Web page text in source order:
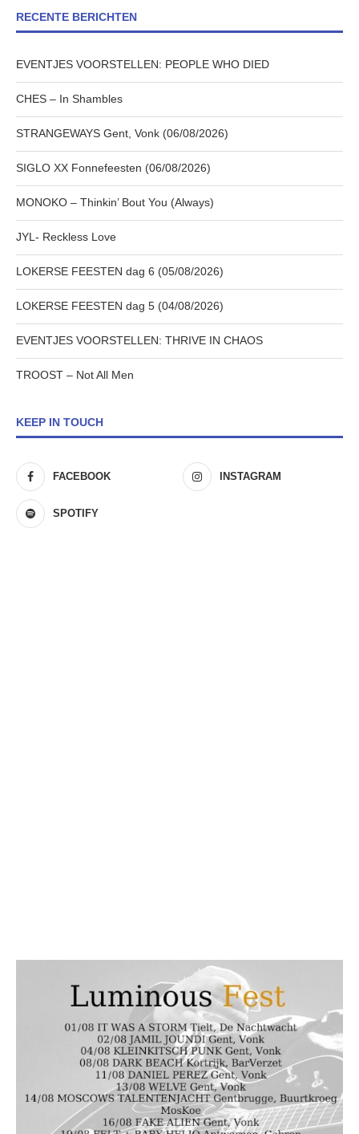
RECENTE BERICHTEN
EVENTJES VOORSTELLEN: PEOPLE WHO DIED
CHES – In Shambles
STRANGEWAYS Gent, Vonk (06/08/2026)
SIGLO XX Fonnefeesten (06/08/2026)
MONOKO – Thinkin’ Bout You (Always)
JYL- Reckless Love
LOKERSE FEESTEN dag 6 (05/08/2026)
LOKERSE FEESTEN dag 5 (04/08/2026)
EVENTJES VOORSTELLEN: THRIVE IN CHAOS
TROOST – Not All Men
KEEP IN TOUCH
FACEBOOK INSTAGRAM
SPOTIFY